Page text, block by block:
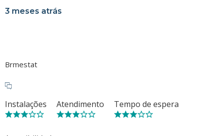
3 meses atrás
Brmestat
Instalações Atendimento Tempo de espera